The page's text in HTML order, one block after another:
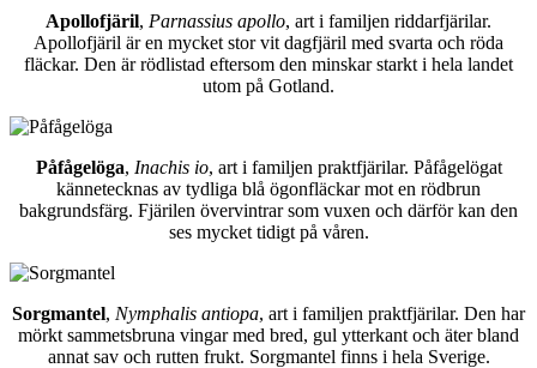
Apollofjäril, Parnassius apollo, art i familjen riddarfjärilar.
Apollofjäril är en mycket stor vit dagfjäril med svarta och röda
fläckar. Den är rödlistad eftersom den minskar starkt i hela landet
utom på Gotland.
Påfågelöga, Inachis io, art i familjen praktfjärilar. Påfågelögat
kännetecknas av tydliga blå ögonfläckar mot en rödbrun
bakgrundsfärg. Fjärilen övervintrar som vuxen och därför kan den
ses mycket tidigt på våren.
Sorgmantel, Nymphalis antiopa, art i familjen praktfjärilar. Den har
mörkt sammetsbruna vingar med bred, gul ytterkant och äter bland
annat sav och rutten frukt. Sorgmantel finns i hela Sverige.